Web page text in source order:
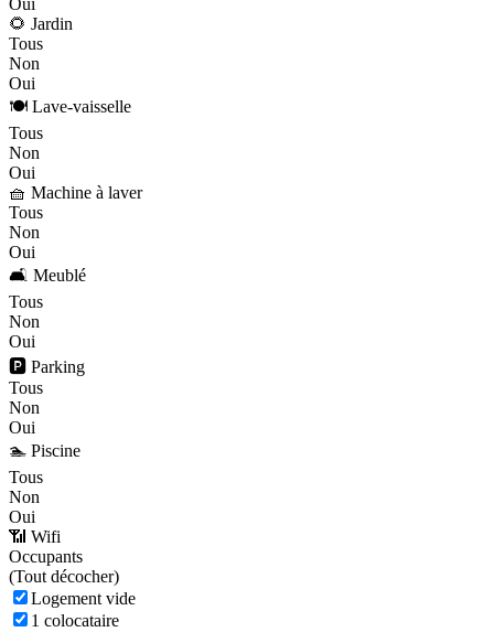
Oui
🌻 Jardin
Tous
Non
Oui
🍽️ Lave-vaisselle
Tous
Non
Oui
🧺 Machine à laver
Tous
Non
Oui
🛋️ Meublé
Tous
Non
Oui
🅿️ Parking
Tous
Non
Oui
🏊 Piscine
Tous
Non
Oui
📶 Wifi
Occupants
(Tout décocher)
Logement vide
1 colocataire